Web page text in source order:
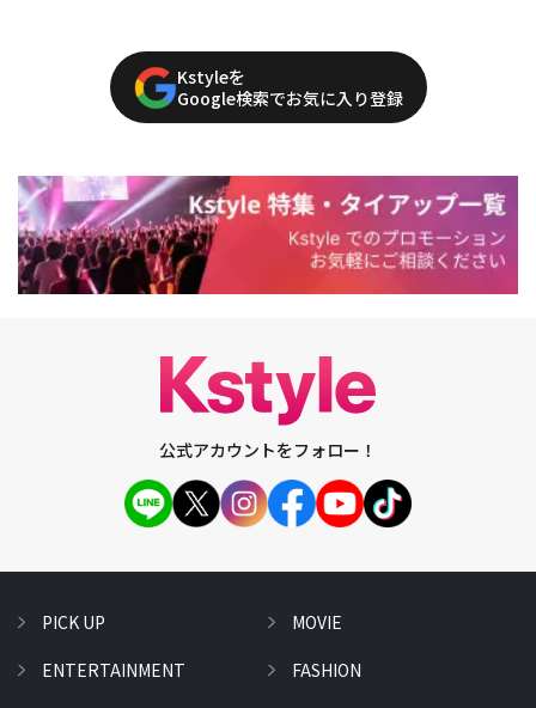
Kstyleを
Google検索でお気に入り登録
公式アカウントをフォロー！
PICK UP
ENTERTAINMENT
MOVIE
FASHION